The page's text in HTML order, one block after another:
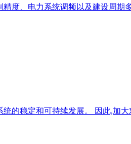
度、电力系统调频以及建设周期
的稳定和可持续发展。 因此,加